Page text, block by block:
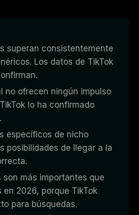
superan consistentemente
Los datos de TikTok
no ofrecen ningún impulso
lo ha confirmado
específicos de nicho
posibilidades de llegar a la
son más importantes que
en 2026, porque TikTok
para búsquedas.